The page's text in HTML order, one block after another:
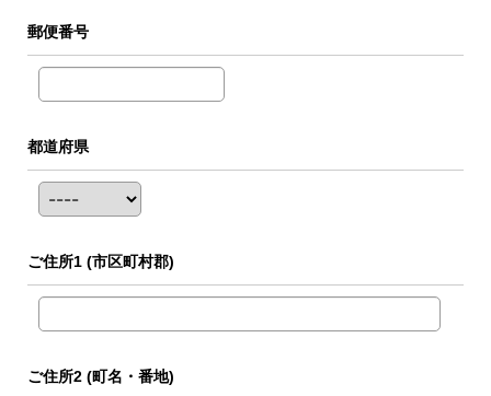
郵便番号
都道府県
ご住所1 (市区町村郡)
ご住所2 (町名・番地)